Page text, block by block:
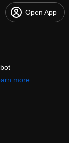
Open App
more